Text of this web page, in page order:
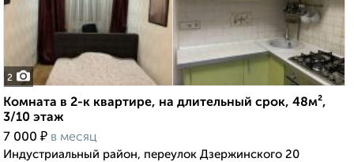
2
Комната в 2-к квартире, на длительный срок, 48м²,
3/10 этаж
7 000 ₽ в месяц
Индустриальный район, переулок Дзержинского 20